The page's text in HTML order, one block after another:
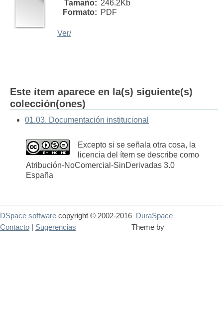
Tamaño: 246.2Kb
Formato: PDF
Ver/
Este ítem aparece en la(s) siguiente(s)
colección(ones)
01.03. Documentación institucional
Excepto si se señala otra cosa, la
licencia del ítem se describe como
Atribución-NoComercial-SinDerivadas 3.0
España
DSpace software copyright © 2002-2016
DuraSpace
Theme by
Contacto Sugerencias